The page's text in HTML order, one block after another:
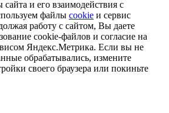
и его взаимодействия с
файлы cookie и сервис
работу с сайтом, Вы даете
cookie-файлов и согласие на
Яндекс.Метрика. Если вы не
обрабатывались, измените
своего браузера или покиньте